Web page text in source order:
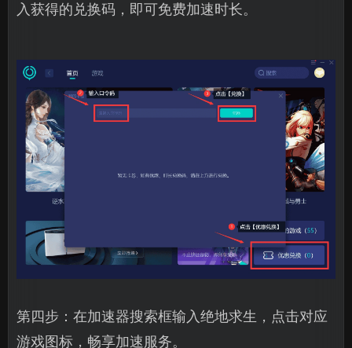
入获得的兑换码，即可免费加速时长。
第四步：在加速器搜索框输入绝地求生，点击对应
游戏图标，畅享加速服务。